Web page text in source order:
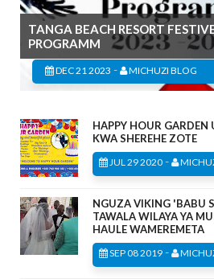
TANGA BEACH RESORT
PROGRAMM
DEC 21 2023 - MICHUZI BLOG
HAPPY HOUR
KWA SHEREHE ZOTE
JUL 29 2020 -
NGUZA VIKING 'BABU
TAWALA WILAYA YA
HAULE WAMEREMETA
SEP 08 2019 -